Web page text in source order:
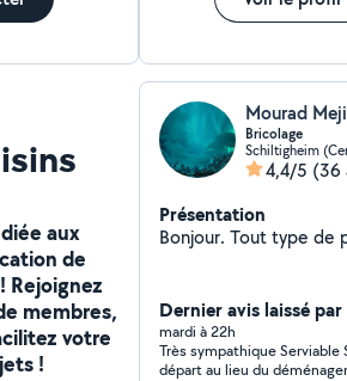
aux
de
Rejoignez
membres,
votre
!
Mourad
Bricolage
Schiltigheim
4,4/5 (36
Présentation
Bonjour. Tout type de
Dernier avis laissé
mardi à 22h
Très sympathique Serviable Service impeccable du lieu de
départ au lieu du déménagement Je recommande